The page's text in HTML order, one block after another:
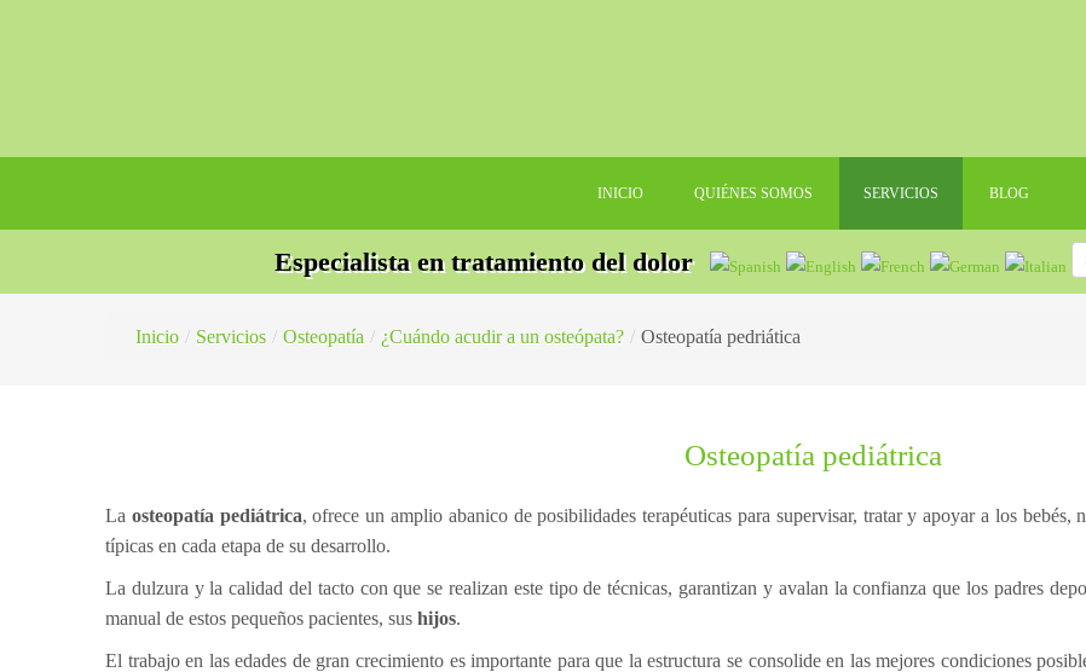
INICIO QUIÉNES SOMOS SERVICIOS BLOG
Especialista en tratamiento del dolor
Inicio / Servicios / Osteopatía / ¿Cuándo acudir a un osteópata? / Osteopatía pedriática
Osteopatía pediátrica
La osteopatía pediátrica, ofrece un amplio abanico de posibilidades terapéuticas para supervisar, tratar y apoyar a los
típicas en cada etapa de su desarrollo.
La dulzura y la calidad del tacto con que se realizan este tipo de técnicas, garantizan y avalan la confianza que los padres
manual de estos pequeños pacientes, sus hijos.
El trabajo en las edades de gran crecimiento es importante para que la estructura se consolide en las mejores condiciones